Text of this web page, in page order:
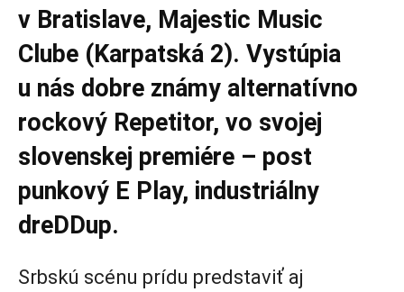
v Bratislave, Majestic Music
Clube (Karpatská 2). Vystúpia
u nás dobre známy alternatívno
rockový Repetitor, vo svojej
slovenskej premiére – post
punkový E Play, industriálny
dreDDup.
Srbskú scénu prídu predstaviť aj